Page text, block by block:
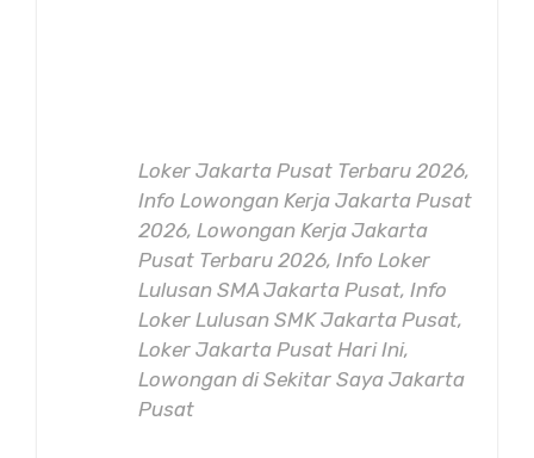
Loker Jakarta Pusat Terbaru 2026,
Info Lowongan Kerja Jakarta Pusat
2026, Lowongan Kerja Jakarta
Pusat Terbaru 2026, Info Loker
Lulusan SMA Jakarta Pusat, Info
Loker Lulusan SMK Jakarta Pusat,
Loker Jakarta Pusat Hari Ini,
Lowongan di Sekitar Saya Jakarta
Pusat